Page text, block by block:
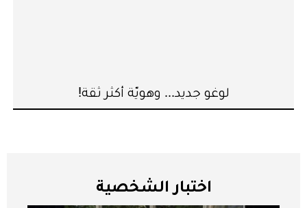
لوغو جديد... وهويّة أكثر ثقة!
اختبار الشخصية